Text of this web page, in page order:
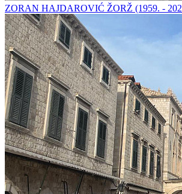
ZORAN HAJDAROVIĆ ŽORŽ (1959. -